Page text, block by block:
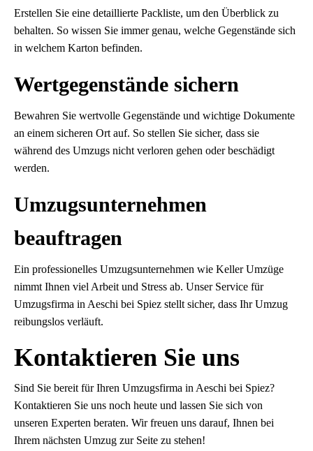
Erstellen Sie eine detaillierte Packliste, um den Überblick zu
behalten. So wissen Sie immer genau, welche Gegenstände sich
in welchem Karton befinden.
Wertgegenstände sichern
Bewahren Sie wertvolle Gegenstände und wichtige Dokumente
an einem sicheren Ort auf. So stellen Sie sicher, dass sie
während des Umzugs nicht verloren gehen oder beschädigt
werden.
Umzugsunternehmen
beauftragen
Ein professionelles Umzugsunternehmen wie Keller Umzüge
nimmt Ihnen viel Arbeit und Stress ab. Unser Service für
Umzugsfirma in Aeschi bei Spiez stellt sicher, dass Ihr Umzug
reibungslos verläuft.
Kontaktieren Sie uns
Sind Sie bereit für Ihren Umzugsfirma in Aeschi bei Spiez?
Kontaktieren Sie uns noch heute und lassen Sie sich von
unseren Experten beraten. Wir freuen uns darauf, Ihnen bei
Ihrem nächsten Umzug zur Seite zu stehen!